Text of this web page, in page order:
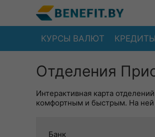
КУРСЫ ВАЛЮТ КРЕДИТЫ
Отделения
Интерактивная карта
комфортным и быстрым. На ней
Банк